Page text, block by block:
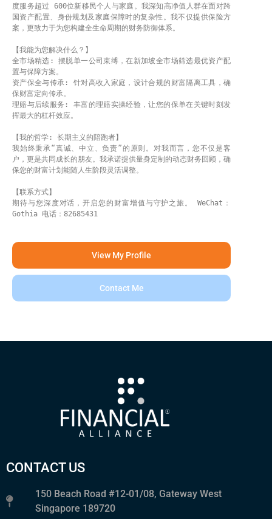
度服务超过 600位新移民个人与家庭。我深知高净值人群在面对跨
国资产配置、身份规划及家庭保障时的复杂性。我不仅提供保险方
案，更致力于为您构建全生命周期的财务防御体系。
【我能为您解决什么？】
全市场精选: 摆脱单一公司束缚，在新加坡全市场筛选最优资产配
置与保障方案。
资产保全与传承: 针对高收入家庭，设计合规的财富隔离工具，确
保财富定向传承。
理赔与后续服务: 丰富的理赔实操经验，让您的保单在关键时刻发
挥最大的杠杆效应。
【我的哲学: 长期主义的陪跑者】
我始终秉承“真诚、中立、负责”的原则。对我而言，您不仅是客
户，更是共同成长的朋友。我承诺提供量身定制的动态财务回顾，确
保您的财富计划能随人生阶段灵活调整。
【联系方式】
期待与您深度对话，开启您的财富增值与守护之旅。 WeChat：
Gothia 电话：82685431
View My Profile
Contact Me
CONTACT US
150 Beach Road #12-01/08, Gateway West
Singapore 189720